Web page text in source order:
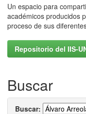
Un espacio para
académicos producidos
proceso de sus
Repositorio del IIS-
Buscar
Buscar: